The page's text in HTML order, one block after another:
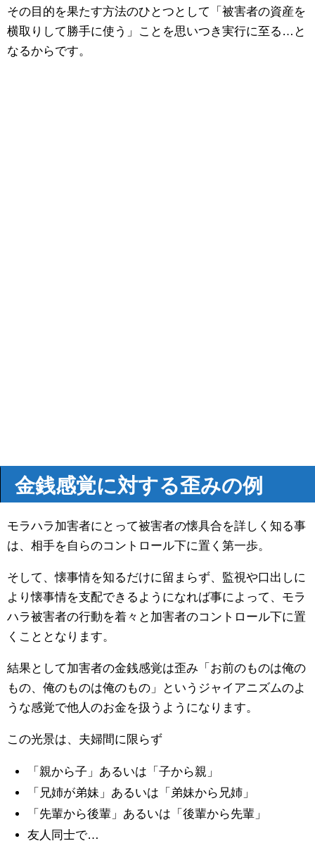
その目的を果たす方法のひとつとして「被害者の資産を
横取りして勝手に使う」ことを思いつき実行に至る…と
なるからです。
金銭感覚に対する歪みの例
モラハラ加害者にとって被害者の懐具合を詳しく知る事
は、相手を自らのコントロール下に置く第一歩。
そして、懐事情を知るだけに留まらず、監視や口出しに
より懐事情を支配できるようになれば事によって、モラ
ハラ被害者の行動を着々と加害者のコントロール下に置
くこととなります。
結果として加害者の金銭感覚は歪み「お前のものは俺の
もの、俺のものは俺のもの」というジャイアニズムのよ
うな感覚で他人のお金を扱うようになります。
この光景は、夫婦間に限らず
「親から子」あるいは「子から親」
「兄姉が弟妹」あるいは「弟妹から兄姉」
「先輩から後輩」あるいは「後輩から先輩」
友人同士で…